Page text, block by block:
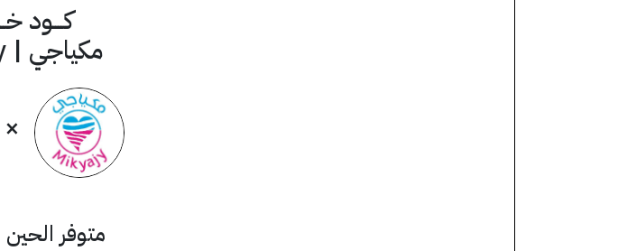
كــــود
مكياجي | Mikyajy
×
متوفر